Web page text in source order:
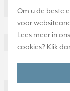
Om u de beste
voor
Lees meer in ons
cookies? Klik
Met indicatieveld
Met